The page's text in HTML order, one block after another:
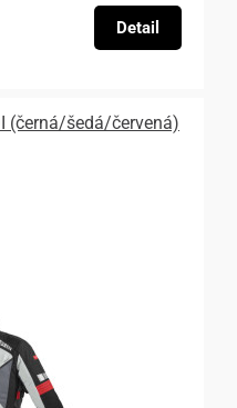
Detail
(černá/šedá/červená)